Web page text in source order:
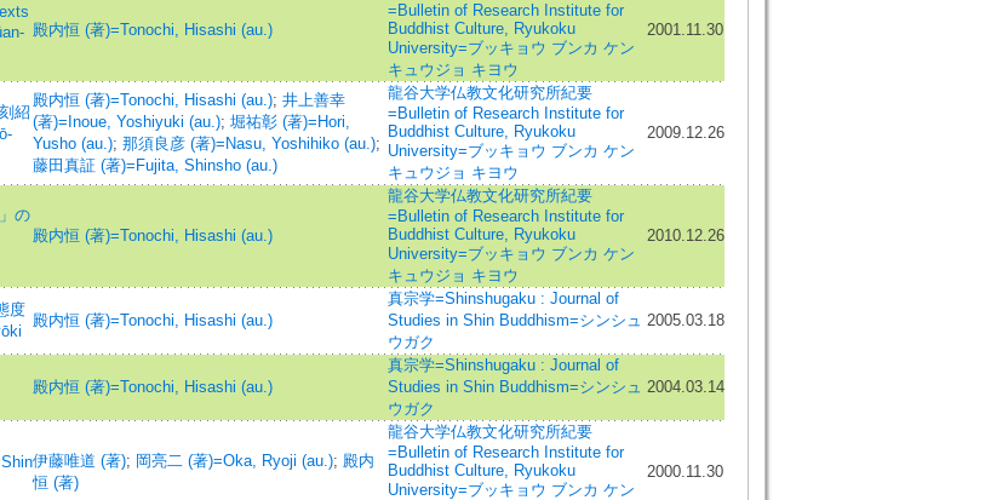
殿内恒 (著)=Tonochi, Hisashi (au.)
=Bulletin of Research Institute for
Buddhist Culture, Ryukoku
University=ブッキョウ ブンカ ケン
キュウジョ キヨウ
2001.11.30
紹
殿内恒 (著)=Tonochi, Hisashi (au.); 井上善幸
(著)=Inoue, Yoshiyuki (au.); 堀祐彰 (著)=Hori,
Yusho (au.); 那須良彦 (著)=Nasu, Yoshihiko (au.);
藤田真証 (著)=Fujita, Shinsho (au.)
龍谷大学仏教文化研究所紀要
=Bulletin of Research Institute for
Buddhist Culture, Ryukoku
University=ブッキョウ ブンカ ケン
キュウジョ キヨウ
2009.12.26
の
殿内恒 (著)=Tonochi, Hisashi (au.)
龍谷大学仏教文化研究所紀要
=Bulletin of Research Institute for
Buddhist Culture, Ryukoku
University=ブッキョウ ブンカ ケン
キュウジョ キヨウ
2010.12.26
度
殿内恒 (著)=Tonochi, Hisashi (au.)
真宗学=Shinshugaku : Journal of
Studies in Shin Buddhism=シンシュ
ウガク
2005.03.18
殿内恒 (著)=Tonochi, Hisashi (au.)
真宗学=Shinshugaku : Journal of
Studies in Shin Buddhism=シンシュ
ウガク
2004.03.14
伊藤唯道 (著); 岡亮二 (著)=Oka, Ryoji (au.); 殿内
恒 (著)
龍谷大学仏教文化研究所紀要
=Bulletin of Research Institute for
Buddhist Culture, Ryukoku
University=ブッキョウ ブンカ ケン
2000.11.30